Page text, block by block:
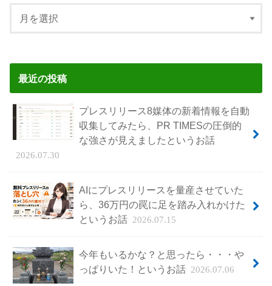
最近の投稿
プレスリリース8媒体の新着情報を自動
収集してみたら、PR TIMESの圧倒的
な強さが見えましたというお話
2026.07.30
AIにプレスリリースを量産させていた
ら、36万円の罠に足を踏み入れかけた
というお話 2026.07.15
今年もいるかな？と思ったら・・・や
っぱりいた！というお話 2026.07.06